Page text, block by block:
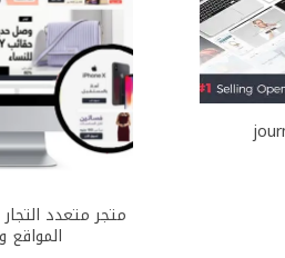
متجر متعدد
المواقع